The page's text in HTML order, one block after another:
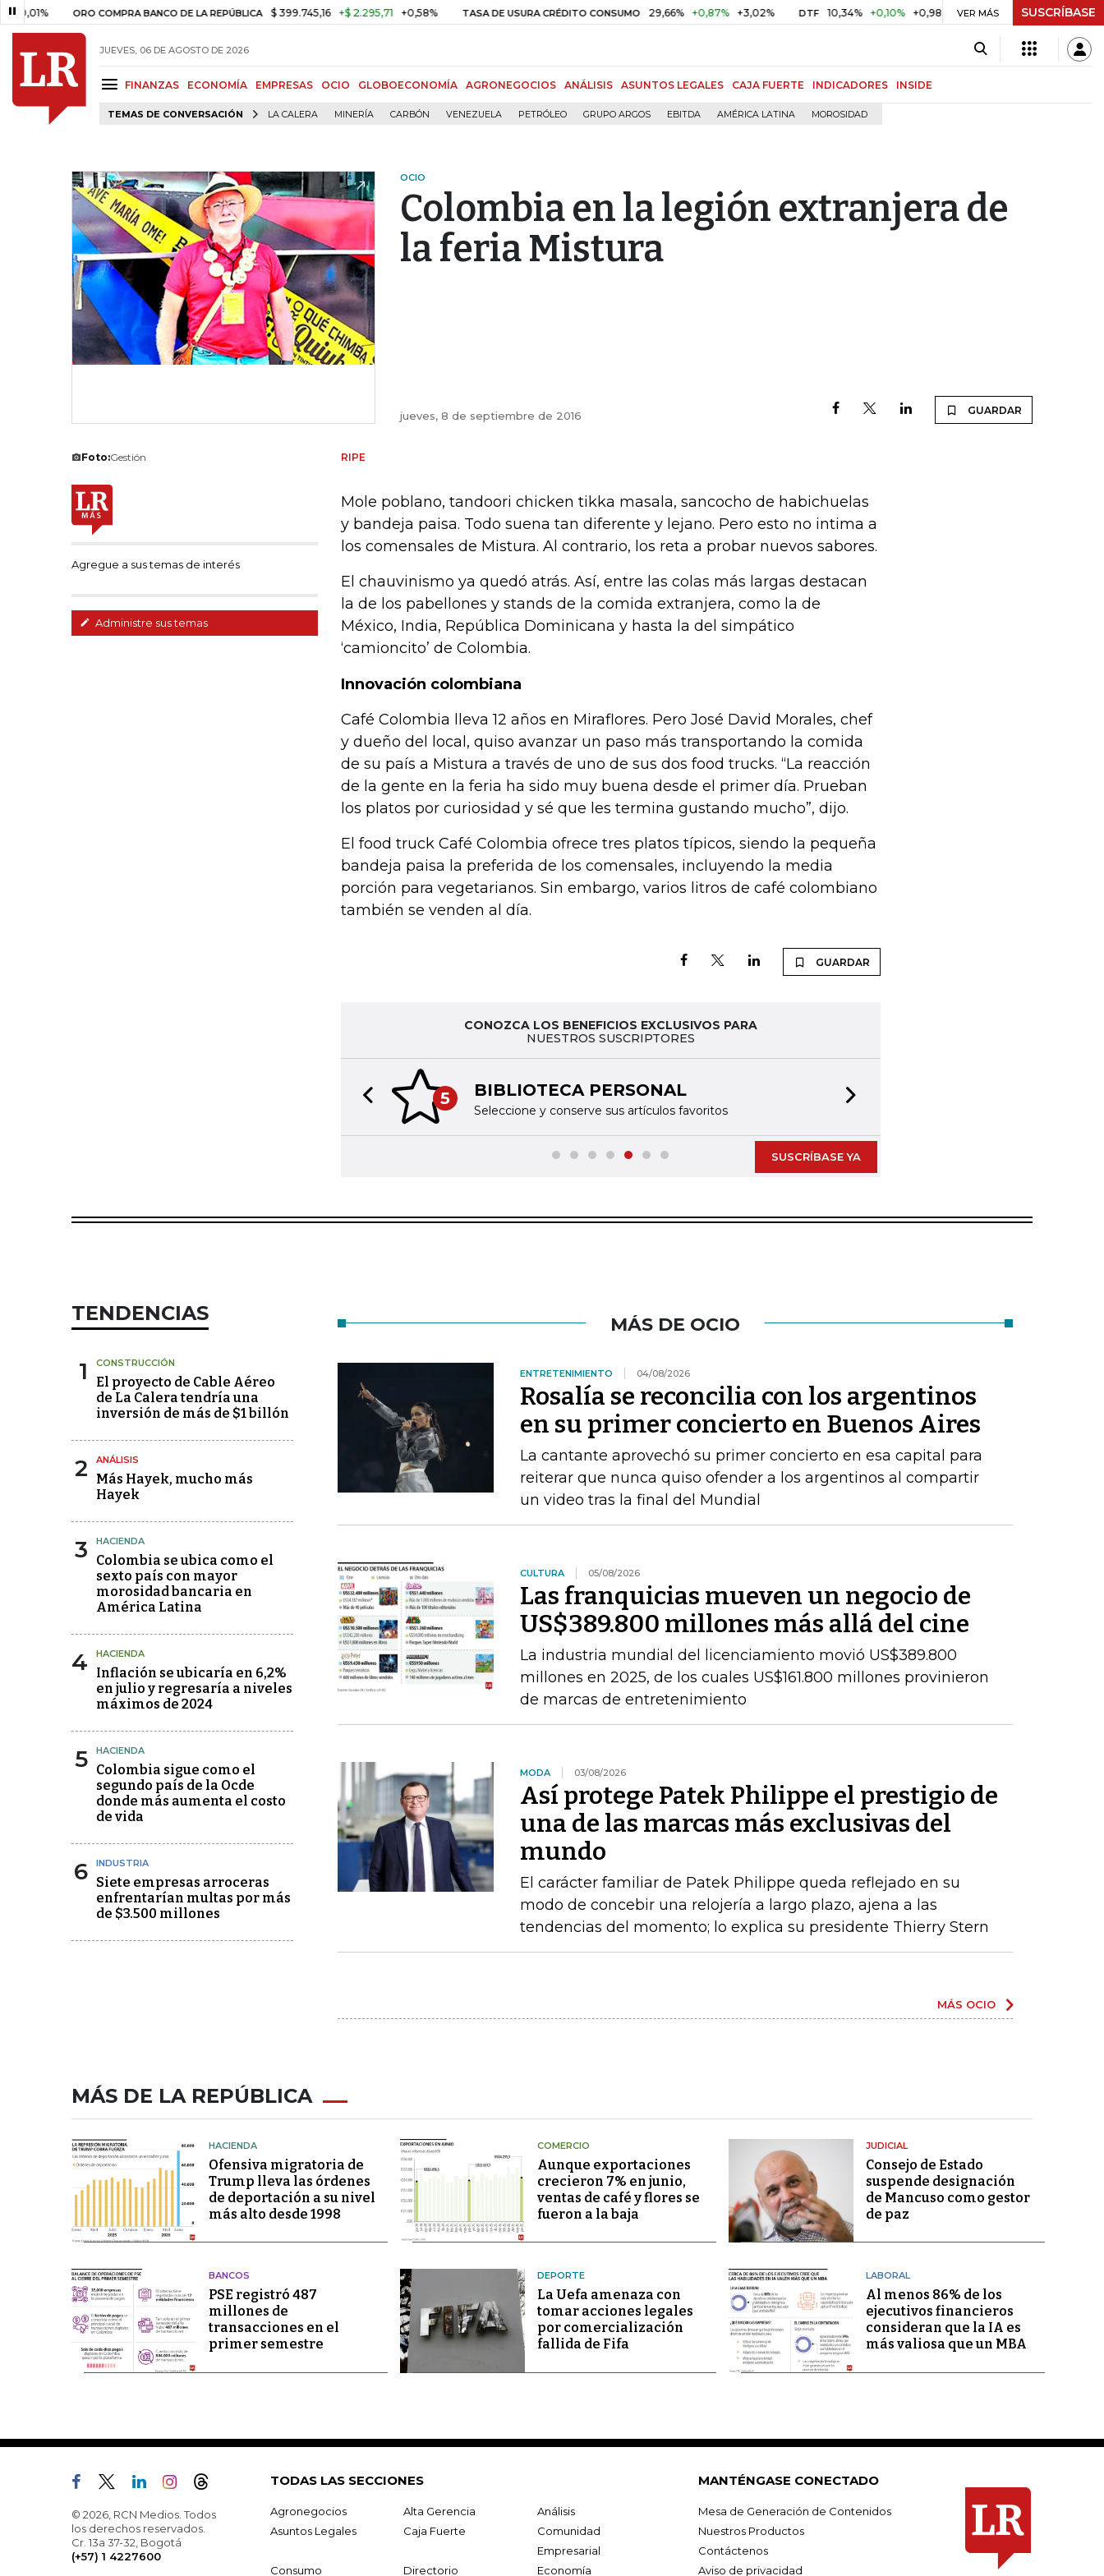
ORO COMPRA BANCO DE LA REPÚBLICA $ 399.745,16 +$ 2.295,71 +0,58% TASA DE USURA CRÉDITO CONSUMO 29,66% +0,87% +3,02% DTF 10,34% +0,10% +0,98% UVR $ 416,86 +$ 0,05 +0,01%
VER MÁS SUSCRÍBASE
JUEVES, 06 DE AGOSTO DE 2026
FINANZAS ECONOMÍA EMPRESAS OCIO GLOBOECONOMÍA AGRONEGOCIOS ANÁLISIS ASUNTOS LEGALES CAJA FUERTE INDICADORES INSIDE
TEMAS DE CONVERSACIÓN LA CALERA MINERÍA CARBÓN VENEZUELA PETRÓLEO GRUPO ARGOS EBITDA AMÉRICA LATINA MOROSIDAD
OCIO
Colombia en la legión extranjera de
la feria Mistura
jueves, 8 de septiembre de 2016 GUARDAR
Foto:Gestión
Agregue a sus temas de interés
Administre sus temas
RIPE
Mole poblano, tandoori chicken tikka masala, sancocho de habichuelas
y bandeja paisa. Todo suena tan diferente y lejano. Pero esto no intima a
los comensales de Mistura. Al contrario, los reta a probar nuevos sabores.
El chauvinismo ya quedó atrás. Así, entre las colas más largas destacan
la de los pabellones y stands de la comida extranjera, como la de
México, India, República Dominicana y hasta la del simpático
‘camioncito’ de Colombia.
Innovación colombiana
Café Colombia lleva 12 años en Miraflores. Pero José David Morales, chef
y dueño del local, quiso avanzar un paso más transportando la comida
de su país a Mistura a través de uno de sus dos food trucks. “La reacción
de la gente en la feria ha sido muy buena desde el primer día. Prueban
los platos por curiosidad y sé que les termina gustando mucho”, dijo.
El food truck Café Colombia ofrece tres platos típicos, siendo la pequeña
bandeja paisa la preferida de los comensales, incluyendo la media
porción para vegetarianos. Sin embargo, varios litros de café colombiano
también se venden al día.
GUARDAR
CONOZCA LOS BENEFICIOS EXCLUSIVOS PARA
NUESTROS SUSCRIPTORES
5 BIBLIOTECA PERSONAL
Seleccione y conserve sus artículos favoritos
Previous slide
SUSCRÍBASE YA
TENDENCIAS
1 CONSTRUCCIÓN
El proyecto de Cable Aéreo
de La Calera tendría una
inversión de más de $1 billón
2 ANÁLISIS
Más Hayek, mucho más
Hayek
3 HACIENDA
Colombia se ubica como el
sexto país con mayor
morosidad bancaria en
América Latina
4 HACIENDA
Inflación se ubicaría en 6,2%
en julio y regresaría a niveles
máximos de 2024
5 HACIENDA
Colombia sigue como el
segundo país de la Ocde
donde más aumenta el costo
de vida
6 INDUSTRIA
Siete empresas arroceras
enfrentarían multas por más
de $3.500 millones
MÁS DE OCIO
ENTRETENIMIENTO 04/08/2026
Rosalía se reconcilia con los argentinos
en su primer concierto en Buenos Aires
La cantante aprovechó su primer concierto en esa capital para
reiterar que nunca quiso ofender a los argentinos al compartir
un video tras la final del Mundial
CULTURA 05/08/2026
Las franquicias mueven un negocio de
US$389.800 millones más allá del cine
La industria mundial del licenciamiento movió US$389.800
millones en 2025, de los cuales US$161.800 millones provinieron
de marcas de entretenimiento
MODA 03/08/2026
Así protege Patek Philippe el prestigio de
una de las marcas más exclusivas del
mundo
El carácter familiar de Patek Philippe queda reflejado en su
modo de concebir una relojería a largo plazo, ajena a las
tendencias del momento; lo explica su presidente Thierry Stern
MÁS OCIO
MÁS DE LA REPÚBLICA
HACIENDA
Ofensiva migratoria de
Trump lleva las órdenes
de deportación a su nivel
más alto desde 1998
COMERCIO
Aunque exportaciones
crecieron 7% en junio,
ventas de café y flores se
fueron a la baja
JUDICIAL
Consejo de Estado
suspende designación
de Mancuso como gestor
de paz
BANCOS
PSE registró 487
millones de
transacciones en el
primer semestre
DEPORTE
La Uefa amenaza con
tomar acciones legales
por comercialización
fallida de Fifa
LABORAL
Al menos 86% de los
ejecutivos financieros
consideran que la IA es
más valiosa que un MBA
© 2026, RCN Medios. Todos
los derechos reservados.
Cr. 13a 37-32, Bogotá
(+57) 1 4227600
TODAS LAS SECCIONES
Agronegocios Alta Gerencia
Análisis
Asuntos Legales
Caja Fuerte
Comunidad
Empresarial
Consumo
Directorio Economía
MANTÉNGASE CONECTADO
Mesa de Generación de Contenidos
Nuestros Productos
Contáctenos
Aviso de privacidad